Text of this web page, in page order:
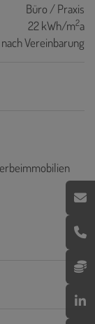
Büro / Praxis
22 kWh/m2a
nach Vereinbarung